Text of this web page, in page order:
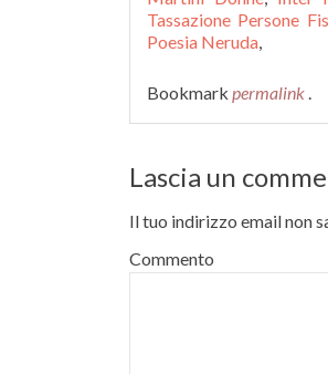
Tassazione Persone
Poesia Neruda,
Bookmark permalink .
Lascia un
Il tuo indirizzo email non
Commento